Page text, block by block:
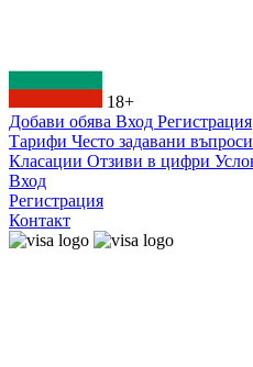
18+
Добави обява Вход Регистрация
Тарифи Често задавани въпроси
Класации Отзиви в цифри
Вход
Регистрация
Контакт